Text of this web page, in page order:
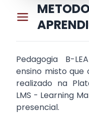
Pedagogia B-
ensino misto que
realizado na
LMS - Learning
presencial.